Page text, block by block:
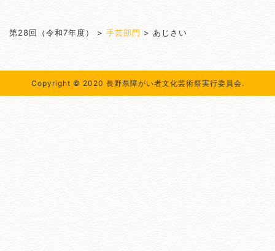
第28回（令和7年度） > 手芸部門 > あじさい
Copyright © 2020 長野県障がい者文化芸術祭実行委員会.